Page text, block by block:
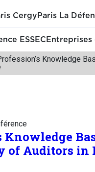
Cergy Paris La
ESSEC
Knowledge
Knowledge
of Auditors in